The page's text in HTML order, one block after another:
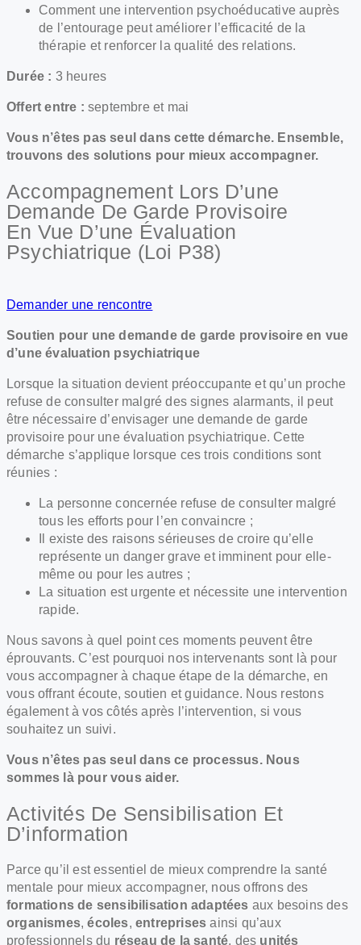
Comment une intervention psychoéducative auprès
de l’entourage peut améliorer l’efficacité de la
thérapie et renforcer la qualité des relations.
Durée : 3 heures
Offert entre : septembre et mai
Vous n’êtes pas seul dans cette démarche. Ensemble,
trouvons des solutions pour mieux accompagner.
Accompagnement Lors D’une
Demande De Garde Provisoire
En Vue D’une Évaluation
Psychiatrique (loi P38)
Demander une rencontre
Soutien pour une demande de garde provisoire en vue
d’une évaluation psychiatrique
Lorsque la situation devient préoccupante et qu’un proche
refuse de consulter malgré des signes alarmants, il peut
être nécessaire d’envisager une demande de garde
provisoire pour une évaluation psychiatrique. Cette
démarche s’applique lorsque ces trois conditions sont
réunies :
La personne concernée refuse de consulter malgré
tous les efforts pour l’en convaincre ;
Il existe des raisons sérieuses de croire qu’elle
représente un danger grave et imminent pour elle-
même ou pour les autres ;
La situation est urgente et nécessite une intervention
rapide.
Nous savons à quel point ces moments peuvent être
éprouvants. C’est pourquoi nos intervenants sont là pour
vous accompagner à chaque étape de la démarche, en
vous offrant écoute, soutien et guidance. Nous restons
également à vos côtés après l’intervention, si vous
souhaitez un suivi.
Vous n’êtes pas seul dans ce processus. Nous
sommes là pour vous aider.
Activités De Sensibilisation Et
D’information
Parce qu’il est essentiel de mieux comprendre la santé
mentale pour mieux accompagner, nous offrons des
formations de sensibilisation adaptées aux besoins des
organismes,écoles,entreprises ainsi qu’aux
professionnels du réseau de la santé, des unités